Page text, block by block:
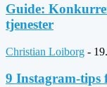
Guide:
tjenester
Christian Loiborg -
9 Instagram-tips